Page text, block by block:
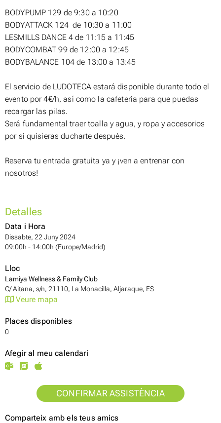
BODYPUMP 129 de 9:30 a 10:20
BODYATTACK 124 de 10:30 a 11:00
LESMILLS DANCE 4 de 11:15 a 11:45
BODYCOMBAT 99 de 12:00 a 12:45
BODYBALANCE 104 de 13:00 a 13:45
El servicio de LUDOTECA estará disponible durante todo el
evento por 4€/h, así como la cafetería para que puedas
recargar las pilas.
Será fundamental traer toalla y agua, y ropa y accesorios
por si quisieras ducharte después.
Reserva tu entrada gratuita ya y ¡ven a entrenar con
nosotros!
Detalles
Data i Hora
Dissabte, 22 Juny 2024
09:00h - 14:00h (Europe/Madrid)
Lloc
Lamiya Wellness & Family Club
C/ Aitana, s/n, 21110, La Monacilla, Aljaraque, ES
Veure mapa
Places disponibles
0
Afegir al meu calendari
CONFIRMAR ASSISTÈNCIA
Comparteix amb els teus amics